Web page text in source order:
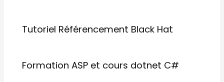
Tutoriel Référencement Black Hat
Formation ASP et cours dotnet C#